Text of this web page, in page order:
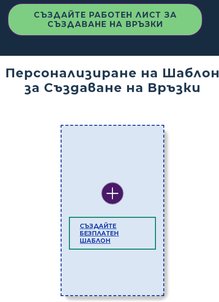
СЪЗДАЙТЕ РАБОТЕН ЛИСТ ЗА
СЪЗДАВАНЕ НА ВРЪЗКИ
Персонализиране на
за Създаване на Връзки
СЪЗДАЙТЕ
БЕЗПЛАТЕН
ШАБЛОН